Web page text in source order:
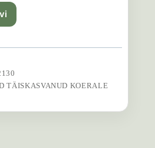
TÄISKASVANUD KOERALE